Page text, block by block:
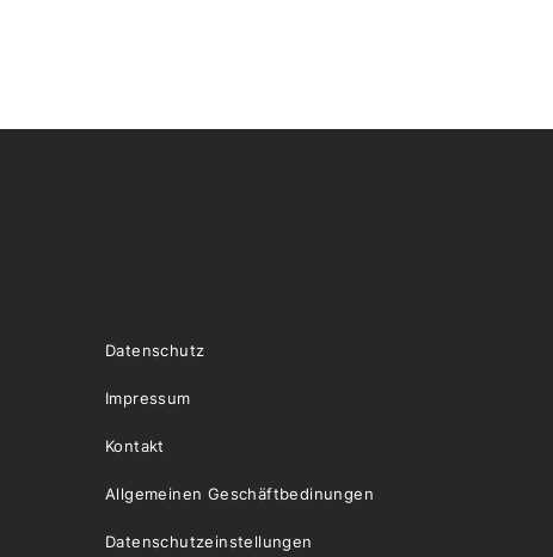
Datenschutz
Impressum
Kontakt
Allgemeinen Geschäftbedinungen
Datenschutzeinstellungen